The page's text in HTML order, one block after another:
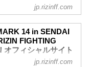
りチケット追加販売が
jp.rizinff.com
14 in SENDAI
FIGHTING
オフィシャルサイト
jp.rizinff.com